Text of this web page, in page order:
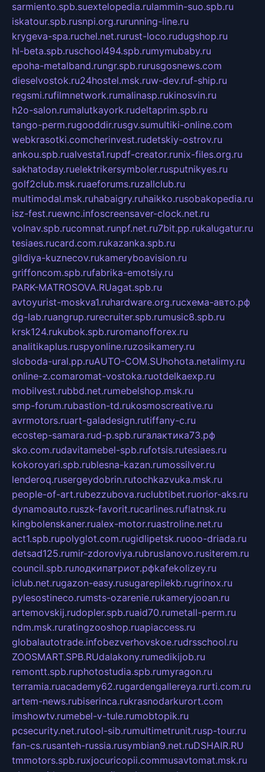
sarmiento.spb.suextelopedia.rulammin-suo.spb.ru
iskatour.spb.rusnpi.org.rurunning-line.ru
krygeva-spa.ruchel.net.rurust-loco.rudugshop.ru
hl-beta.spb.ruschool494.spb.rumymubaby.ru
epoha-metalband.rungr.spb.rurusgosnews.com
dieselvostok.ru24hostel.msk.ruw-dev.ruf-ship.ru
regsmi.rufilmnetwork.rumalinasp.rukinosvin.ru
h2o-salon.rumalutkayork.rudeltaprim.spb.ru
tango-perm.rugooddir.rusgv.sumultiki-online.com
webkrasotki.comcherinvest.rudetskiy-ostrov.ru
ankou.spb.rualvesta1.rupdf-creator.runix-files.org.ru
sakhatoday.ruelektrikersymboler.rusputnikyes.ru
golf2club.msk.ruaeforums.ruzallclub.ru
multimodal.msk.ruhabaigry.ruhaikko.rusobakopedia.ru
isz-fest.ruewnc.infoscreensaver-clock.net.ru
volnav.spb.rucomnat.runpf.net.ru7bit.pp.rukalugatur.ru
tesiaes.rucard.com.rukazanka.spb.ru
gildiya-kuznecov.rukameryboavision.ru
griffoncom.spb.rufabrika-emotsiy.ru
PARK-MATROSOVA.RUagat.spb.ru
avtoyurist-moskva1.ruhardware.org.ruсхема-авто.рф
dg-lab.ruangrup.rurecruiter.spb.rumusic8.spb.ru
krsk124.rukubok.spb.ruromanofforex.ru
analitikaplus.ruspyonline.ruzosikamery.ru
sloboda-ural.pp.ruAUTO-COM.SUhohota.netalimy.ru
online-z.comaromat-vostoka.ruotdelkaexp.ru
mobilvest.rubbd.net.rumebelshop.msk.ru
smp-forum.rubastion-td.rukosmoscreative.ru
avrmotors.ruart-galadesign.rutiffany-c.ru
ecostep-samara.rud-p.spb.ruгалактика73.рф
sko.com.rudavitamebel-spb.rufotsis.rutesiaes.ru
kokoroyari.spb.rublesna-kazan.rumossilver.ru
lenderoq.rusergeydobrin.rutochkazvuka.msk.ru
people-of-art.rubezzubova.ruclubtibet.ruorior-aks.ru
dynamoauto.ruszk-favorit.rucarlines.ruflatnsk.ru
kingbolenskaner.rualex-motor.ruastroline.net.ru
act1.spb.rupolyglot.com.rugidlipetsk.ruooo-driada.ru
detsad125.rumir-zdoroviya.rubruslanovo.rusiterem.ru
council.spb.ruлодкипатриот.рфkafekolizey.ru
iclub.net.rugazon-easy.rusugarepilekb.rugrinox.ru
pylesostineco.rumsts-ozarenie.rukameryjooan.ru
artemovskij.rudopler.spb.ruaid70.rumetall-perm.ru
ndm.msk.ruratingzooshop.ruapiaccess.ru
globalautotrade.infobezverhovskoe.rudrsschool.ru
ZOOSMART.SPB.RUdalakony.rumedikijob.ru
remontt.spb.ruphotostudia.spb.rumyragon.ru
terramia.ruacademy62.rugardengallereya.rurti.com.ru
artem-news.rubiserinca.rukrasnodarkurort.com
imshowtv.rumebel-v-tule.rumobtopik.ru
pcsecurity.net.rutool-sib.rumultimetrunit.rusp-tour.ru
fan-cs.rusanteh-russia.rusymbian9.net.ruDSHAIR.RU
tmmotors.spb.ruxjocuricopii.commusavtomat.msk.ru